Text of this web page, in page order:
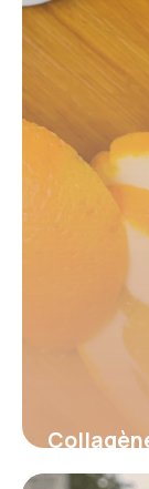
17 juin 2026
Prouvés